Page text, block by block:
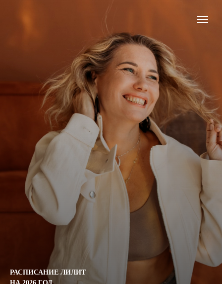
РАСПИСАНИЕ ЛИЛИТ